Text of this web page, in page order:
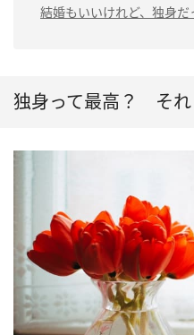
結婚もいいけれど、独身だ
独身って最高？ それ